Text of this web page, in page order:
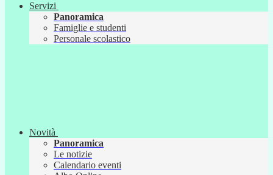
Servizi
Panoramica
Famiglie e studenti
Personale scolastico
Novità
Panoramica
Le notizie
Calendario eventi